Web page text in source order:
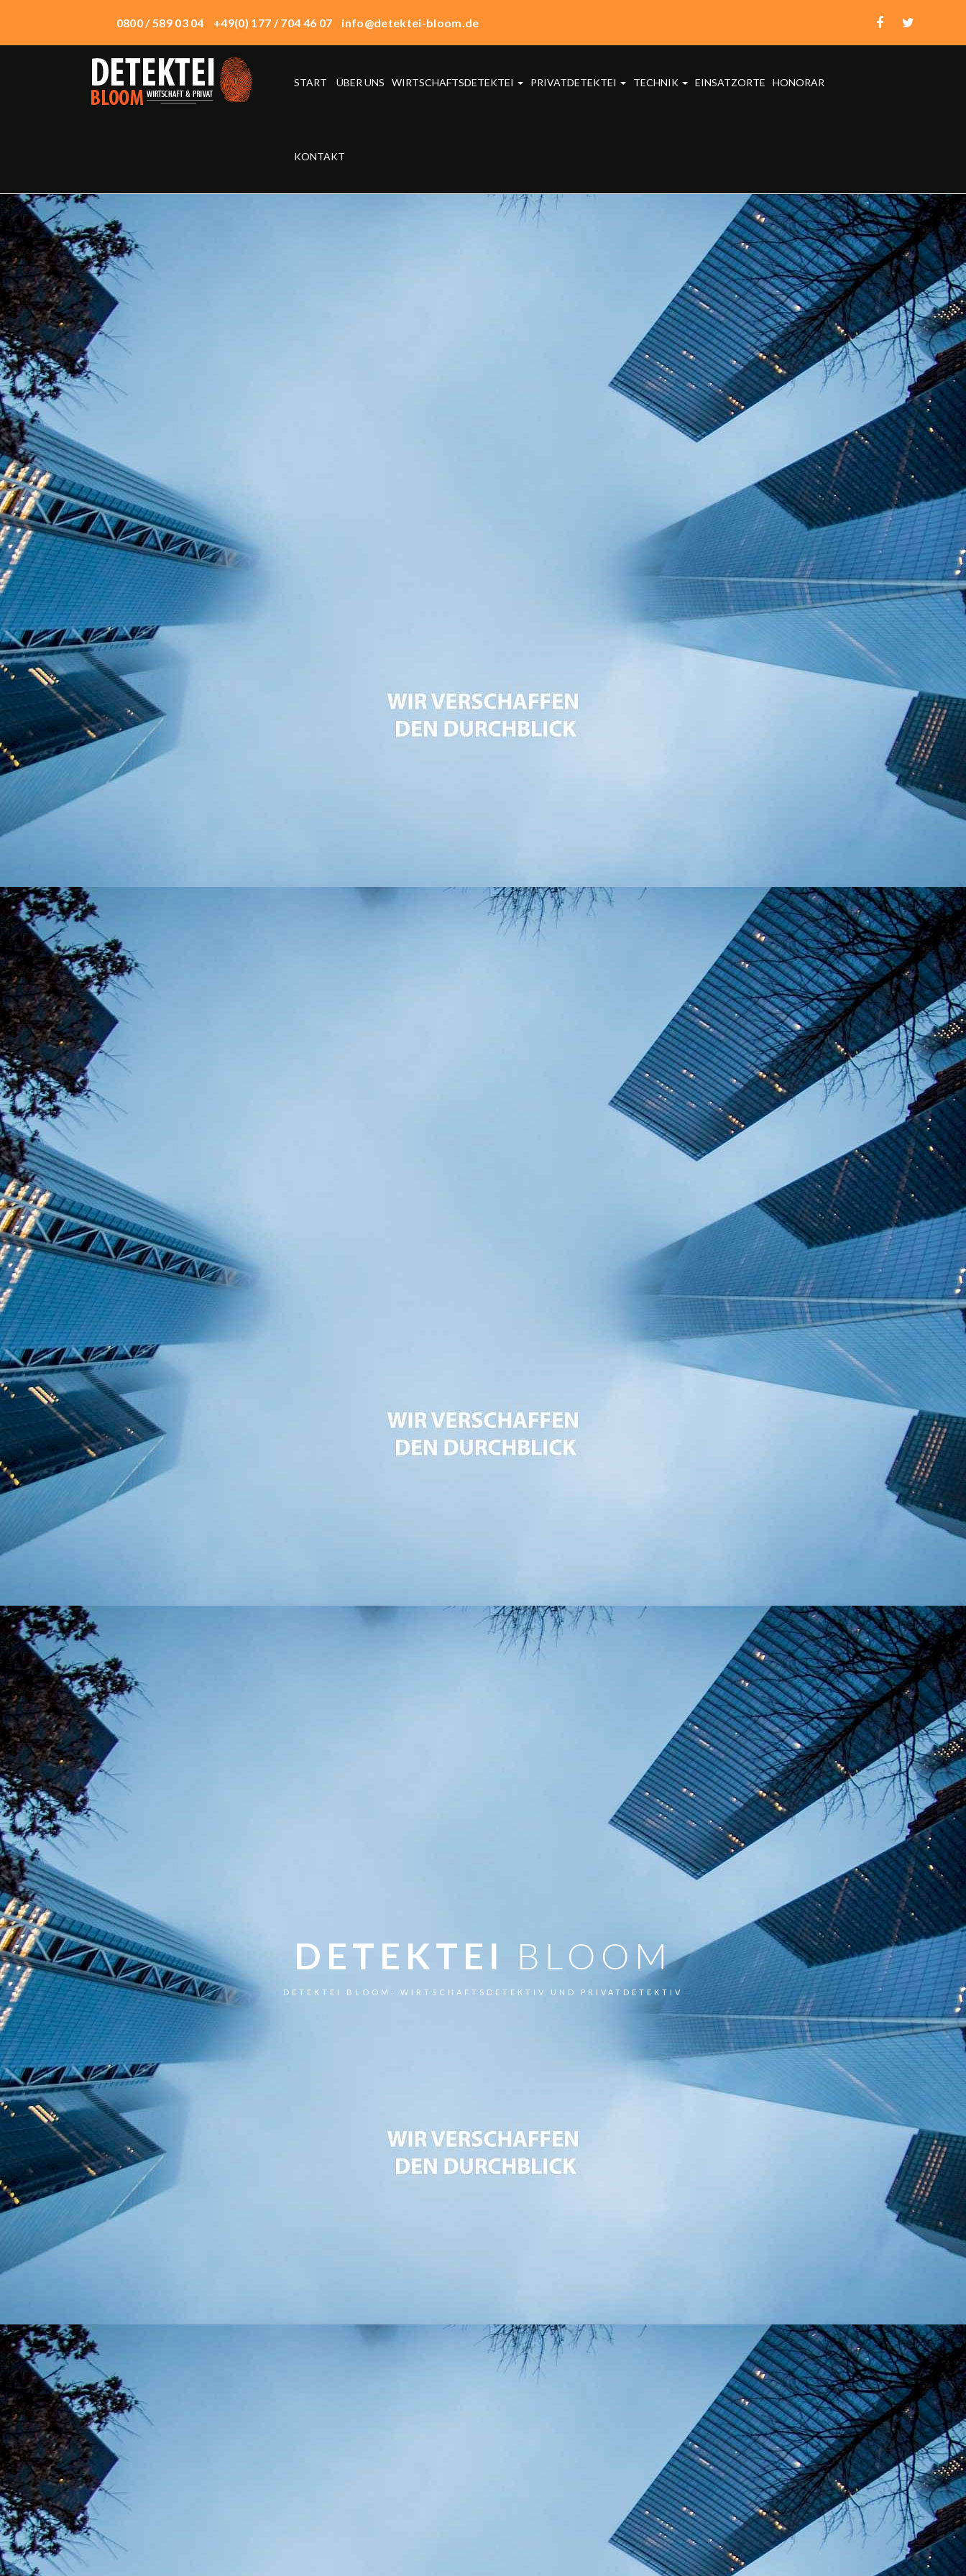
TECHNIK
EINSATZORTE
HONORAR
KONTAKT
KOSTENLOSE-HOTLINE
Rufen Sie kostenfrei an:
0800 / 589 03 04
Deutschlandweit gebührenfrei!
Mo. bis Sa. von 8 bis 20 Uhr
0800 / 589 03 04 +49(0) 177 / 704 46 07 info@detektei-bloom.de
START ÜBER UNS WIRTSCHAFTSDETEKTEI PRIVATDETEKTEI TECHNIK EINSATZORTE HONORAR
KONTAKT
DETEKTEI BLOOM
DETEKTEI BLOOM: WIRTSCHAFTSDETEKTIV UND PRIVATDETEKTIV